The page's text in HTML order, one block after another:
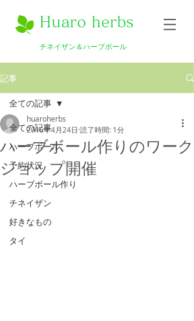
Huaro herbs
チネイザン＆ハーブボール
記事
全ての記事
ハーブボール
予約状況
ハーブボール作り
チネイザン
好きなもの
タイ
全ての記事
ハーブボール作りのワーク
ショップ開催
huaroherbs
2016年4月24日 読了時間: 1分